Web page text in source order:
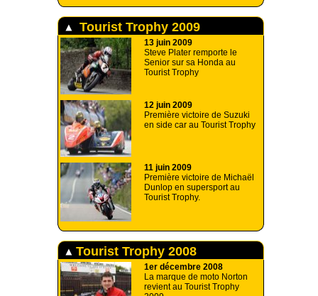
Tourist Trophy 2009
13 juin 2009
Steve Plater remporte le
Senior sur sa Honda au
Tourist Trophy
12 juin 2009
Première victoire de Suzuki
en side car au Tourist Trophy
11 juin 2009
Première victoire de Michaël
Dunlop en supersport au
Tourist Trophy.
Tourist Trophy 2008
1er décembre 2008
La marque de moto Norton
revient au Tourist Trophy